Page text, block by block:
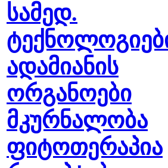
სამედ.
ადამიანის
ორგანოები
მკურნალობა
ფიტოთერაპია